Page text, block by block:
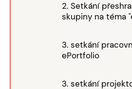
2. Setkání
skupiny na téma
3. setkání
ePortfolio
3. setkání